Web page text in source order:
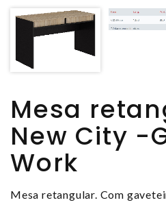
Mesa
New City -
Work
Mesa retangular. Com